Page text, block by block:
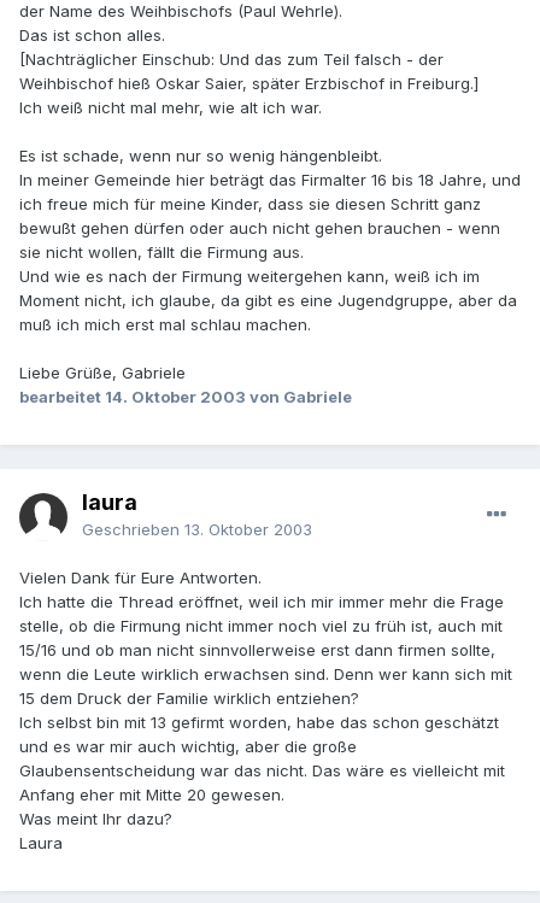
der Name des Weihbischofs (Paul Wehrle).
Das ist schon alles.
[Nachträglicher Einschub: Und das zum Teil falsch - der
Weihbischof hieß Oskar Saier, später Erzbischof in Freiburg.]
Ich weiß nicht mal mehr, wie alt ich war.
Es ist schade, wenn nur so wenig hängenbleibt.
In meiner Gemeinde hier beträgt das Firmalter 16 bis 18 Jahre, und
ich freue mich für meine Kinder, dass sie diesen Schritt ganz
bewußt gehen dürfen oder auch nicht gehen brauchen - wenn
sie nicht wollen, fällt die Firmung aus.
Und wie es nach der Firmung weitergehen kann, weiß ich im
Moment nicht, ich glaube, da gibt es eine Jugendgruppe, aber da
muß ich mich erst mal schlau machen.
Liebe Grüße, Gabriele
bearbeitet 14. Oktober 2003 von Gabriele
laura
Geschrieben 13. Oktober 2003
Vielen Dank für Eure Antworten.
Ich hatte die Thread eröffnet, weil ich mir immer mehr die Frage
stelle, ob die Firmung nicht immer noch viel zu früh ist, auch mit
15/16 und ob man nicht sinnvollerweise erst dann firmen sollte,
wenn die Leute wirklich erwachsen sind. Denn wer kann sich mit
15 dem Druck der Familie wirklich entziehen?
Ich selbst bin mit 13 gefirmt worden, habe das schon geschätzt
und es war mir auch wichtig, aber die große
Glaubensentscheidung war das nicht. Das wäre es vielleicht mit
Anfang eher mit Mitte 20 gewesen.
Was meint Ihr dazu?
Laura